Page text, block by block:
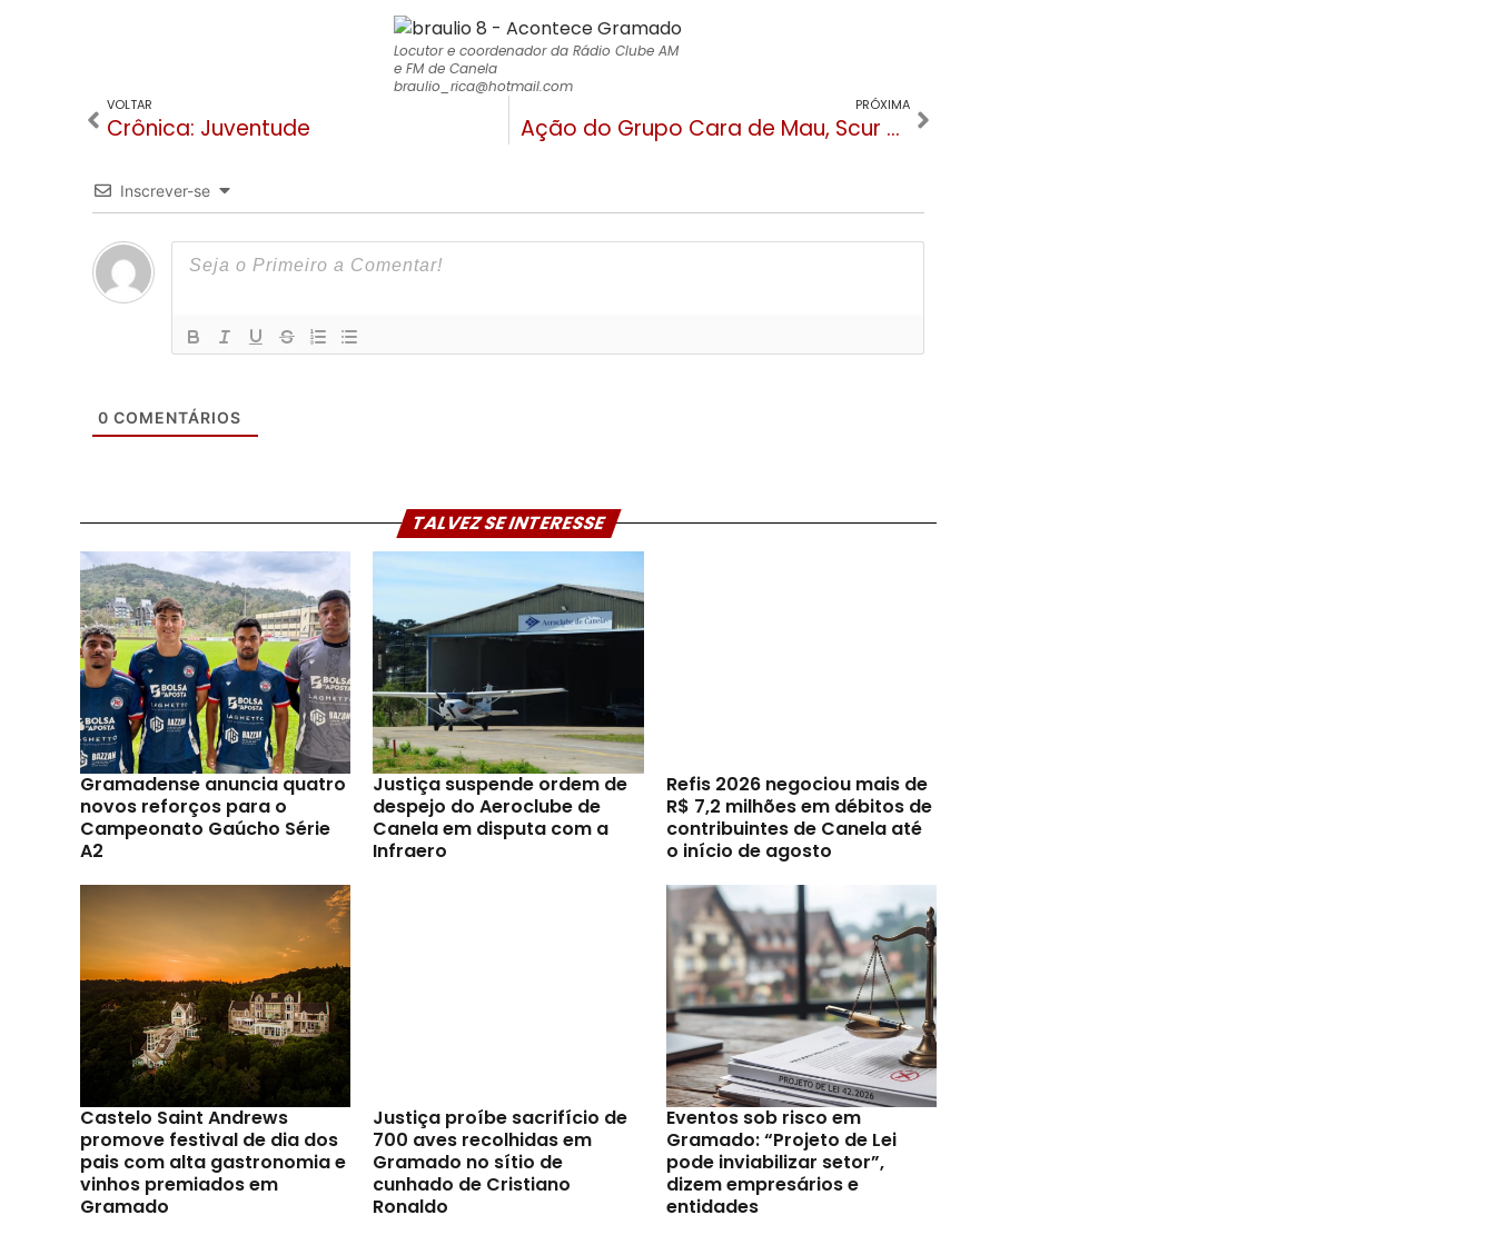
Locutor e coordenador da Rádio Clube AM
e FM de Canela
braulio_rica@hotmail.com
VOLTAR
Crônica: Juventude
PRÓXIMA
Ação do Grupo Cara de Mau, Scur e Gatzz entrega 500 kits de material escolar
Inscrever-se
0 COMENTÁRIOS
TALVEZ SE INTERESSE
Gramadense anuncia quatro
novos reforços para o
Campeonato Gaúcho Série
A2
Justiça suspende ordem de
despejo do Aeroclube de
Canela em disputa com a
Infraero
Refis 2026 negociou mais de
R$ 7,2 milhões em débitos de
contribuintes de Canela até
o início de agosto
Castelo Saint Andrews
promove festival de dia dos
pais com alta gastronomia e
vinhos premiados em
Gramado
Justiça proíbe sacrifício de
700 aves recolhidas em
Gramado no sítio de
cunhado de Cristiano
Ronaldo
Eventos sob risco em
Gramado: “Projeto de Lei
pode inviabilizar setor”,
dizem empresários e
entidades